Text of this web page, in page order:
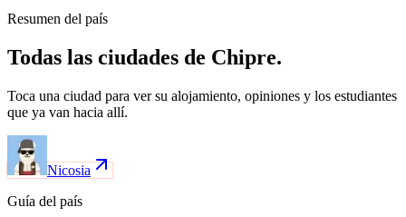
Resumen del país
Todas las ciudades de Chipre.
Toca una ciudad para ver su alojamiento, opiniones y los estudiantes
que ya van hacia allí.
Nicosia
Guía del país